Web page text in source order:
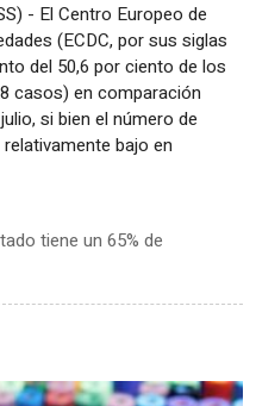
- El Centro Europeo de
(ECDC, por sus siglas
del 50,6 por ciento de los
casos) en comparación
si bien el número de
bajo en
tiene un 65% de